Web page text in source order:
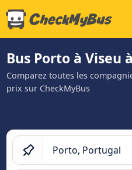
Bus Porto à Viseu
Comparez toutes les
prix sur CheckMyBus